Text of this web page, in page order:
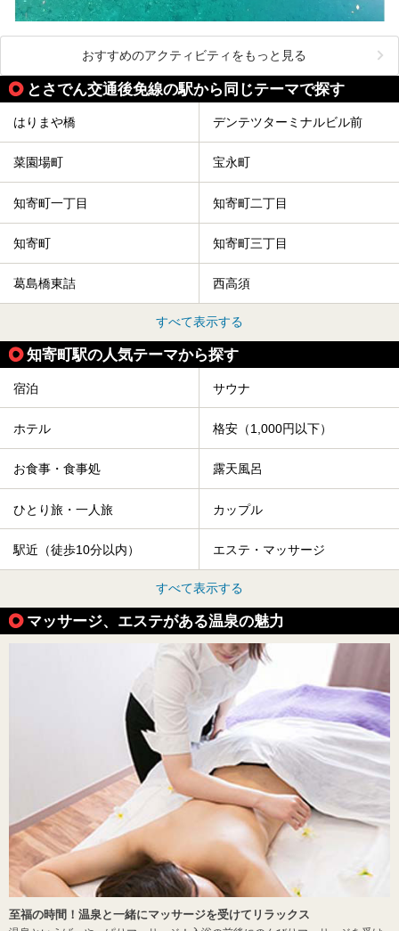
おすすめのアクティビティをもっと見る
とさでん交通後免線の駅から同じテーマで探す
はりまや橋 デンテツターミナルビル前
菜園場町 宝永町
知寄町一丁目 知寄町二丁目
知寄町 知寄町三丁目
葛島橋東詰 西高須
すべて表示する
知寄町駅の人気テーマから探す
宿泊 サウナ
ホテル 格安（1,000円以下）
お食事・食事処 露天風呂
ひとり旅・一人旅 カップル
駅近（徒歩10分以内） エステ・マッサージ
すべて表示する
マッサージ、エステがある温泉の魅力
至福の時間！温泉と一緒にマッサージを受けてリラックス